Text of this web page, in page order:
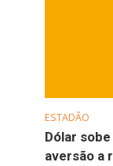
ESTADÃO
Dólar
aversão a